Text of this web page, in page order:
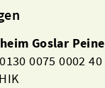
Goslar Peine
0075 0002 40